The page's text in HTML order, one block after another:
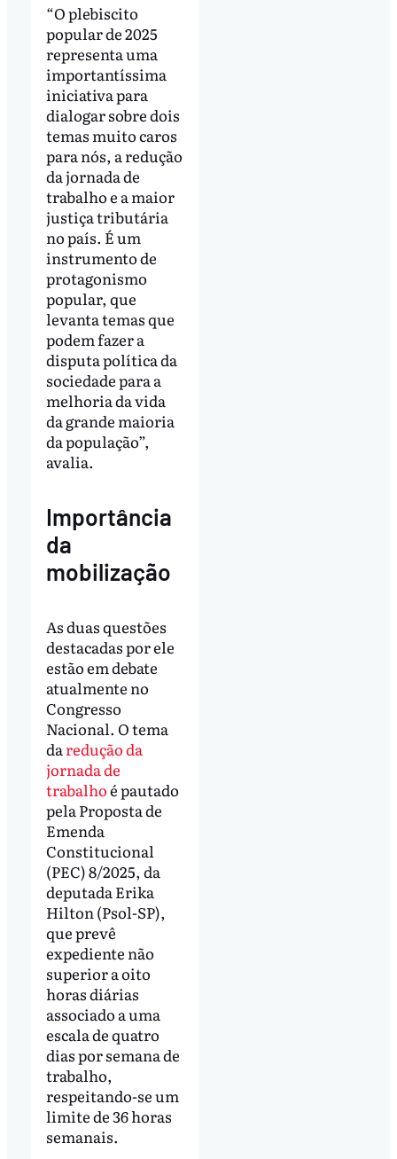
“O plebiscito
popular de 2025
representa uma
importantíssima
iniciativa para
dialogar sobre dois
temas muito caros
para nós, a redução
da jornada de
trabalho e a maior
justiça tributária
no país. É um
instrumento de
protagonismo
popular, que
levanta temas que
podem fazer a
disputa política da
sociedade para a
melhoria da vida
da grande maioria
da população”,
avalia.
Importância
da
mobilização
As duas questões
destacadas por ele
estão em debate
atualmente no
Congresso
Nacional. O tema
da redução da
jornada de
trabalhoé pautado
pela Proposta de
Emenda
Constitucional
(PEC) 8/2025, da
deputada Erika
Hilton (Psol-SP),
que prevê
expediente não
superior a oito
horas diárias
associado a uma
escala de quatro
dias por semana de
trabalho,
respeitando-se um
limite de 36 horas
semanais.